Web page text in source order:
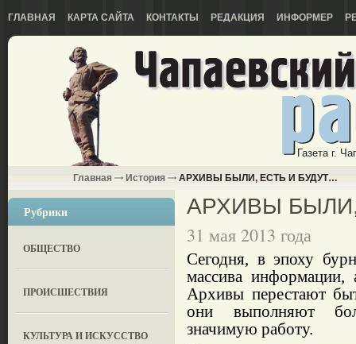
ГЛАВНАЯ КАРТА САЙТА КОНТАКТЫ РЕДАКЦИЯ ИНФОРМЕР
Газета г.
Главная История АРХИВЫ БЫЛИ, ЕСТЬ И БУДУТ…
Рубрики
ОБЩЕСТВО
ПРОИСШЕСТВИЯ
КУЛЬТУРА И ИСКУССТВО
АРХИВЫ
31 мая 2013 года
Сегодня, в эпоху
массива
Архивы пере­стают
они вы­полняют
значимую работу.